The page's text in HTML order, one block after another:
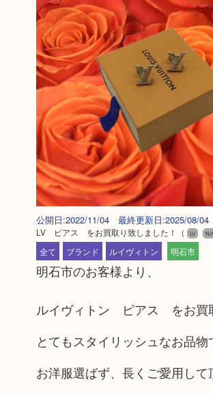
公開日:2022/11/04 最終更新日:2025/08/04
LV ピアス をお買取り致しました！ （ LV N/
全て
ブランド ルイヴィトン 明石市
明石市のお客様より、
ルイヴィトン ピアス をお買
とてもスタイリッシュなお品物
お洋服選ばず、長くご愛用して